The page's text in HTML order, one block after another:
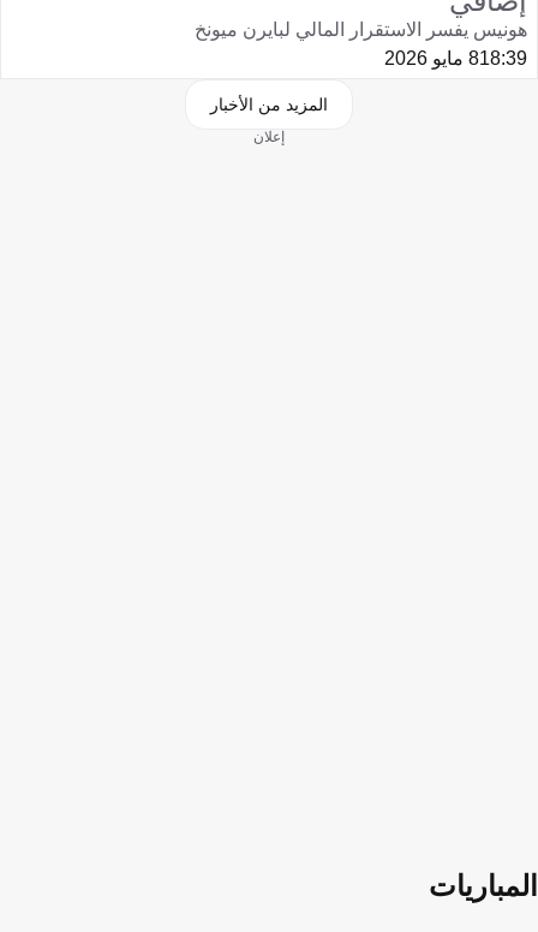
هونيس يفسر الاستقرار المالي لبايرن ميونخ
18:398 مايو 2026
المزيد من الأخبار
إعلان
المباريات